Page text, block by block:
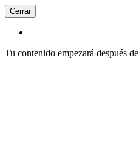
Cerrar
Tu contenido empezará después